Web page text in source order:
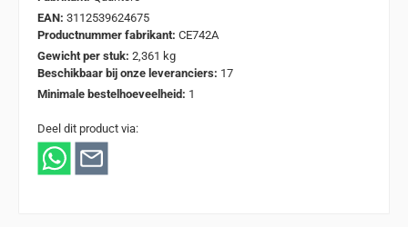
EAN: 3112539624675
Productnummer fabrikant: CE742A
Gewicht per stuk: 2,361 kg
Beschikbaar bij onze leveranciers: 17
Minimale bestelhoeveelheid: 1
Deel dit product via: